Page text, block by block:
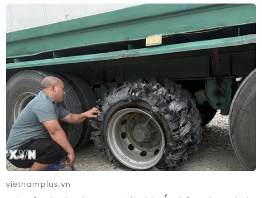
vietnamplus.vn